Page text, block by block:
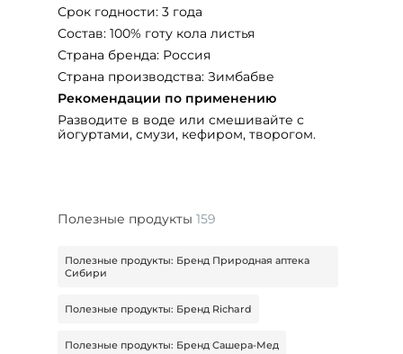
Срок годности: 3 года
Состав: 100% готу кола листья
Страна бренда: Россия
Страна производства: Зимбабве
Рекомендации по применению
Разводите в воде или смешивайте с
йогуртами, смузи, кефиром, творогом.
Полезные продукты 159
Полезные продукты: Бренд Природная аптека
Сибири
Полезные продукты: Бренд Richard
Полезные продукты: Бренд Сашера-Мед